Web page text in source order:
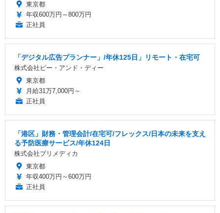
東京都
年収600万円～800万円
正社員
「デジタル広告プランナー」/年休125日」リモート・在宅可
株式会社ビー・アンド・ディー
東京都
月給31万7,000円～
正社員
「港区」財務・管理会計/在宅可/フレックス/日本の未来を支え
る予防医療サービス/年休124日
株式会社プリメディカ
東京都
年収400万円～600万円
正社員